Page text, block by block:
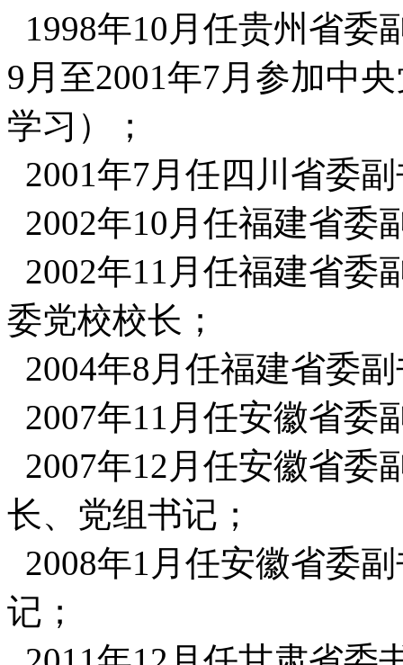
1998年10月任贵州省委
9月至2001年7月参加中
学习）；
2001年7月任四川省委
2002年10月任福建省委
2002年11月任福建省委
委党校校长；
2004年8月任福建省委
2007年11月任安徽省委
2007年12月任安徽省委
长、党组书记；
2008年1月任安徽省委
记；